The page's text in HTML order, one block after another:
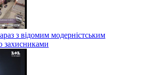
з відомим модерністським
захисниками